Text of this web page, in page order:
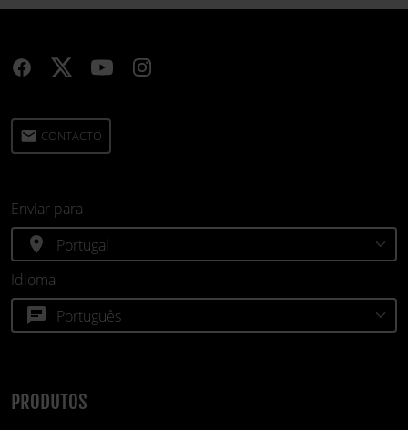
email CONTACTO
PRODUTOS
Enviar para
location_on
Idioma
chat